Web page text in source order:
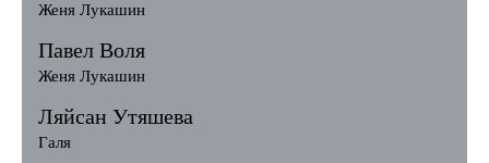
Женя Лукашин
Павел Воля
Женя Лукашин
Ляйсан Утяшева
Галя